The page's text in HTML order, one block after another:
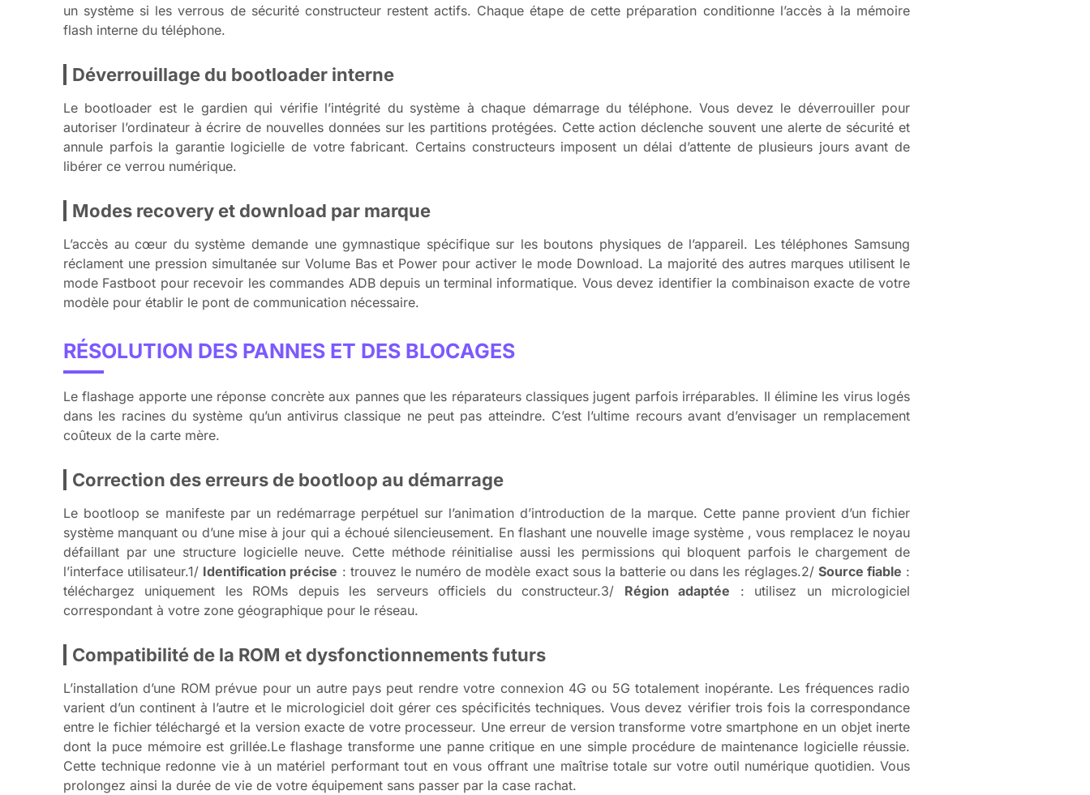
un système si les verrous de sécurité constructeur restent actifs. Chaque étape de cette préparation conditionne l’accès à la mémoire
flash interne du téléphone.
Déverrouillage du bootloader interne
Le bootloader est le gardien qui vérifie l’intégrité du système à chaque démarrage du téléphone. Vous devez le déverrouiller pour
autoriser l’ordinateur à écrire de nouvelles données sur les partitions protégées. Cette action déclenche souvent une alerte de sécurité et
annule parfois la garantie logicielle de votre fabricant. Certains constructeurs imposent un délai d’attente de plusieurs jours avant de
libérer ce verrou numérique.
Modes recovery et download par marque
L’accès au cœur du système demande une gymnastique spécifique sur les boutons physiques de l’appareil. Les téléphones Samsung
réclament une pression simultanée sur Volume Bas et Power pour activer le mode Download. La majorité des autres marques utilisent le
mode Fastboot pour recevoir les commandes ADB depuis un terminal informatique. Vous devez identifier la combinaison exacte de votre
modèle pour établir le pont de communication nécessaire.
RÉSOLUTION DES PANNES ET DES BLOCAGES
Le flashage apporte une réponse concrète aux pannes que les réparateurs classiques jugent parfois irréparables. Il élimine les virus logés
dans les racines du système qu’un antivirus classique ne peut pas atteindre. C’est l’ultime recours avant d’envisager un remplacement
coûteux de la carte mère.
Correction des erreurs de bootloop au démarrage
Le bootloop se manifeste par un redémarrage perpétuel sur l’animation d’introduction de la marque. Cette panne provient d’un fichier
système manquant ou d’une mise à jour qui a échoué silencieusement. En flashant une nouvelle image système , vous remplacez le noyau
défaillant par une structure logicielle neuve. Cette méthode réinitialise aussi les permissions qui bloquent parfois le chargement de
l’interface utilisateur.1/ Identification précise : trouvez le numéro de modèle exact sous la batterie ou dans les réglages.2/ Source fiable :
téléchargez uniquement les ROMs depuis les serveurs officiels du constructeur.3/ Région adaptée : utilisez un micrologiciel
correspondant à votre zone géographique pour le réseau.
Compatibilité de la ROM et dysfonctionnements futurs
L’installation d’une ROM prévue pour un autre pays peut rendre votre connexion 4G ou 5G totalement inopérante. Les fréquences radio
varient d’un continent à l’autre et le micrologiciel doit gérer ces spécificités techniques. Vous devez vérifier trois fois la correspondance
entre le fichier téléchargé et la version exacte de votre processeur. Une erreur de version transforme votre smartphone en un objet inerte
dont la puce mémoire est grillée.Le flashage transforme une panne critique en une simple procédure de maintenance logicielle réussie.
Cette technique redonne vie à un matériel performant tout en vous offrant une maîtrise totale sur votre outil numérique quotidien. Vous
prolongez ainsi la durée de vie de votre équipement sans passer par la case rachat.